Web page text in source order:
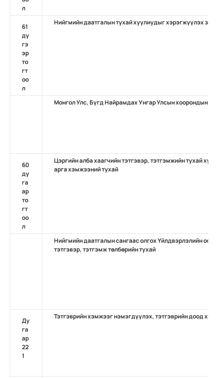
л
61
дү
гэ
эр
то
гт
оо
л
Нийгмийн даатгалын тухай хуулиудыг хэрэгжүүлэх
Монгол Улс, Бүгд Найрамдах Унгар Улсын хоорондын
60
ду
га
ар
то
гт
оо
л
Цэргийн алба хаагчийн тэтгэвэр, тэтгэмжийн тухай
арга хэмжээний тухай
Нийгмийн даатгалын сангаас олгох Үйлдвэрлэлийн
тэтгэвэр, тэтгэмж төлбөрийн тухай
Ду
га
ар
22
1
Тэтгэврийн хэмжээг нэмэгдүүлэх, тэтгэврийн доод